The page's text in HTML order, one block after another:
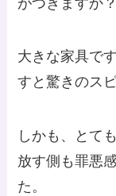
大きな家具で
すと驚きのス
しかも、とて
放す側も罪悪
た。